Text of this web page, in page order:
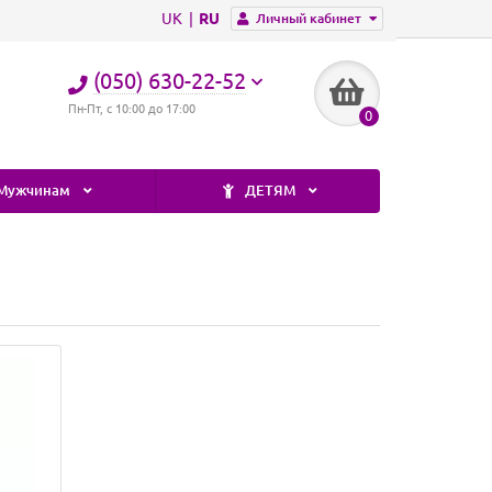
Личный кабинет
UK RU
(050) 630-22-52
Пн-Пт, с 10:00 до 17:00 0
ДЕТЯМ